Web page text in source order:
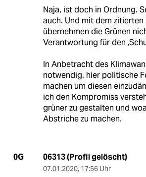
Naja, ist doch in Ordnung.
auch. Und mit dem zitierten
übernehmen die Grünen
Verantwortung für den
In Anbetracht des
notwendig, hier politische
machen um diesen
ich den Kompromiss
grüner zu gestalten und
Abstriche zu machen.
0G 06313 (Profil gelöscht)
07.01.2020, 17:56 Uhr